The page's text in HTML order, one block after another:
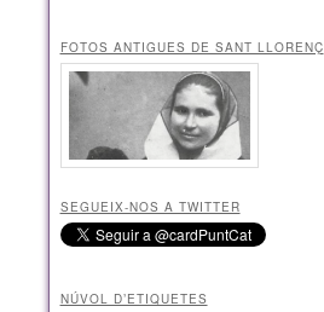
FOTOS ANTIGUES DE SANT LLORENÇ
SEGUEIX-NOS A TWITTER
NÚVOL D’ETIQUETES